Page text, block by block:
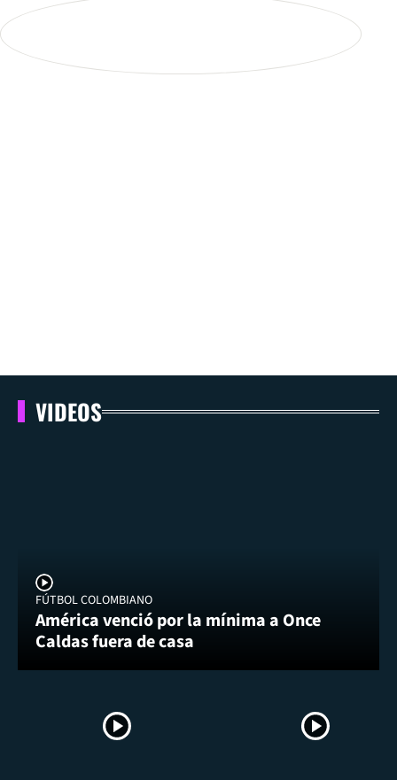
VIDEOS
FÚTBOL COLOMBIANO
América venció por la mínima a Once
Caldas fuera de casa